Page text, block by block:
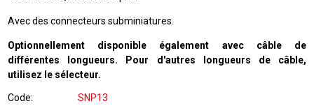
Avec des connecteurs subminiatures.
Optionnellement disponible également avec câble de
différentes longueurs. Pour d'autres longueurs de câble,
utilisez le sélecteur.
Code SNP13